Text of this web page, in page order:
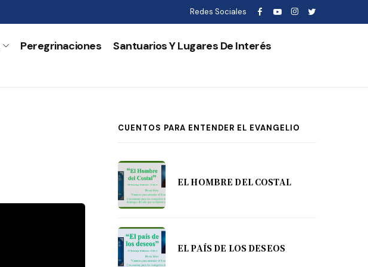
Redes Sociales
Peregrinaciones Santuarios Y Lugares De Interés
CUENTOS PARA ENTENDER EL EVANGELIO
EL HOMBRE DEL COSTAL
EL PAÍS DE LOS DESEOS